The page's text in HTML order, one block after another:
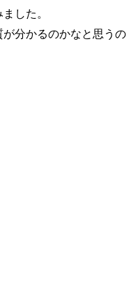
した。
分かるのかなと思うの